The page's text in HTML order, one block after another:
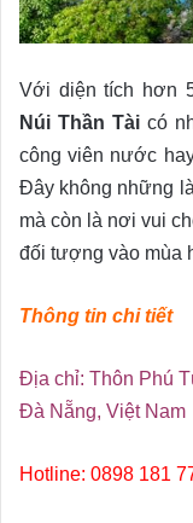
Với diện tích hơn
Núi Thần Tàicó
công viên nước
Đây không những
mà còn là nơi vui
đối tượng vào mùa
Thông tin chi tiết
Địa chỉ: Thôn Phú
Đà Nẵng, Việt Nam
Hotline: 0898 181